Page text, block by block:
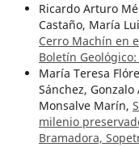
Ricardo Arturo
Castaño, María
Cerro Machín en
Boletín
María Teresa
Sánchez,
Monsalve Marín,
milenio
Bramadora,